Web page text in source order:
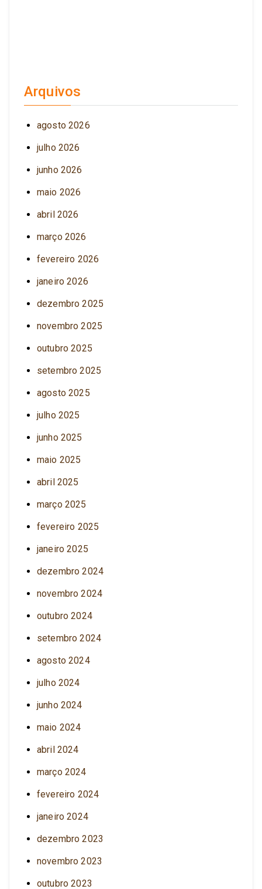
Arquivos
agosto 2026
julho 2026
junho 2026
maio 2026
abril 2026
março 2026
fevereiro 2026
janeiro 2026
dezembro 2025
novembro 2025
outubro 2025
setembro 2025
agosto 2025
julho 2025
junho 2025
maio 2025
abril 2025
março 2025
fevereiro 2025
janeiro 2025
dezembro 2024
novembro 2024
outubro 2024
setembro 2024
agosto 2024
julho 2024
junho 2024
maio 2024
abril 2024
março 2024
fevereiro 2024
janeiro 2024
dezembro 2023
novembro 2023
outubro 2023